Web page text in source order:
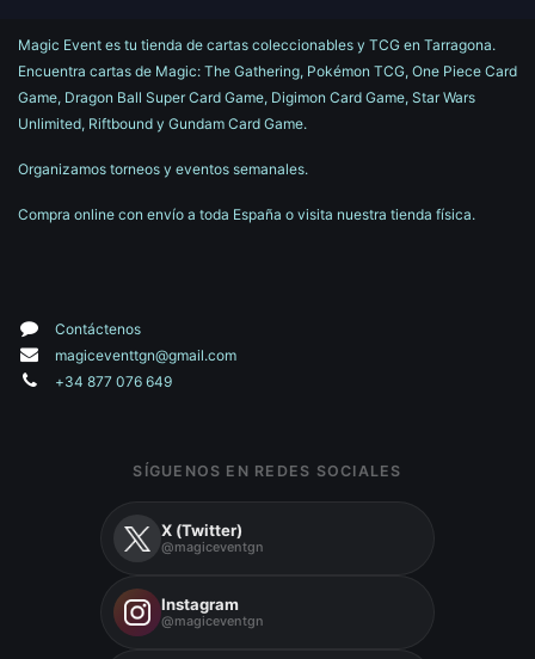
Magic Event es tu tienda de cartas coleccionables y TCG en Tarragona.
Encuentra cartas de Magic: The Gathering, Pokémon TCG, One Piece Card
Game, Dragon Ball Super Card Game, Digimon Card Game, Star Wars
Unlimited, Riftbound y Gundam Card Game.
Organizamos torneos y eventos semanales.
Compra online con envío a toda España o visita nuestra tienda física.
Contáctenos
magiceventtgn@gmail.com
+34 877 076 649
SÍGUENOS EN REDES SOCIALES
X (Twitter)
@magiceventgn
Instagram
@magiceventgn